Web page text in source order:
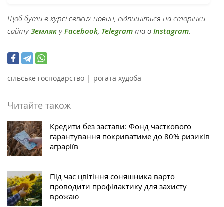
Щоб бути в курсі свіжих новин, підпишіться на сторінки
сайтуЗемлякуFacebook, Telegram та в Instagram
сільське господарство | рогата худоба
Читайте також
Кредити без застави: Фонд часткового
гарантування покриватиме до 80% ризиків
аграріїв
Під час цвітіння соняшника варто
проводити профілактику для захисту
врожаю